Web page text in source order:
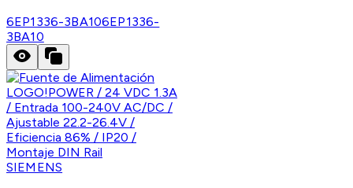
6EP1336-3BA106EP1336-
3BA10
SIEMENS